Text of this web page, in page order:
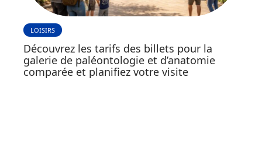
LOISIRS
Découvrez les tarifs des billets pour la
galerie de paléontologie et d’anatomie
comparée et planifiez votre visite